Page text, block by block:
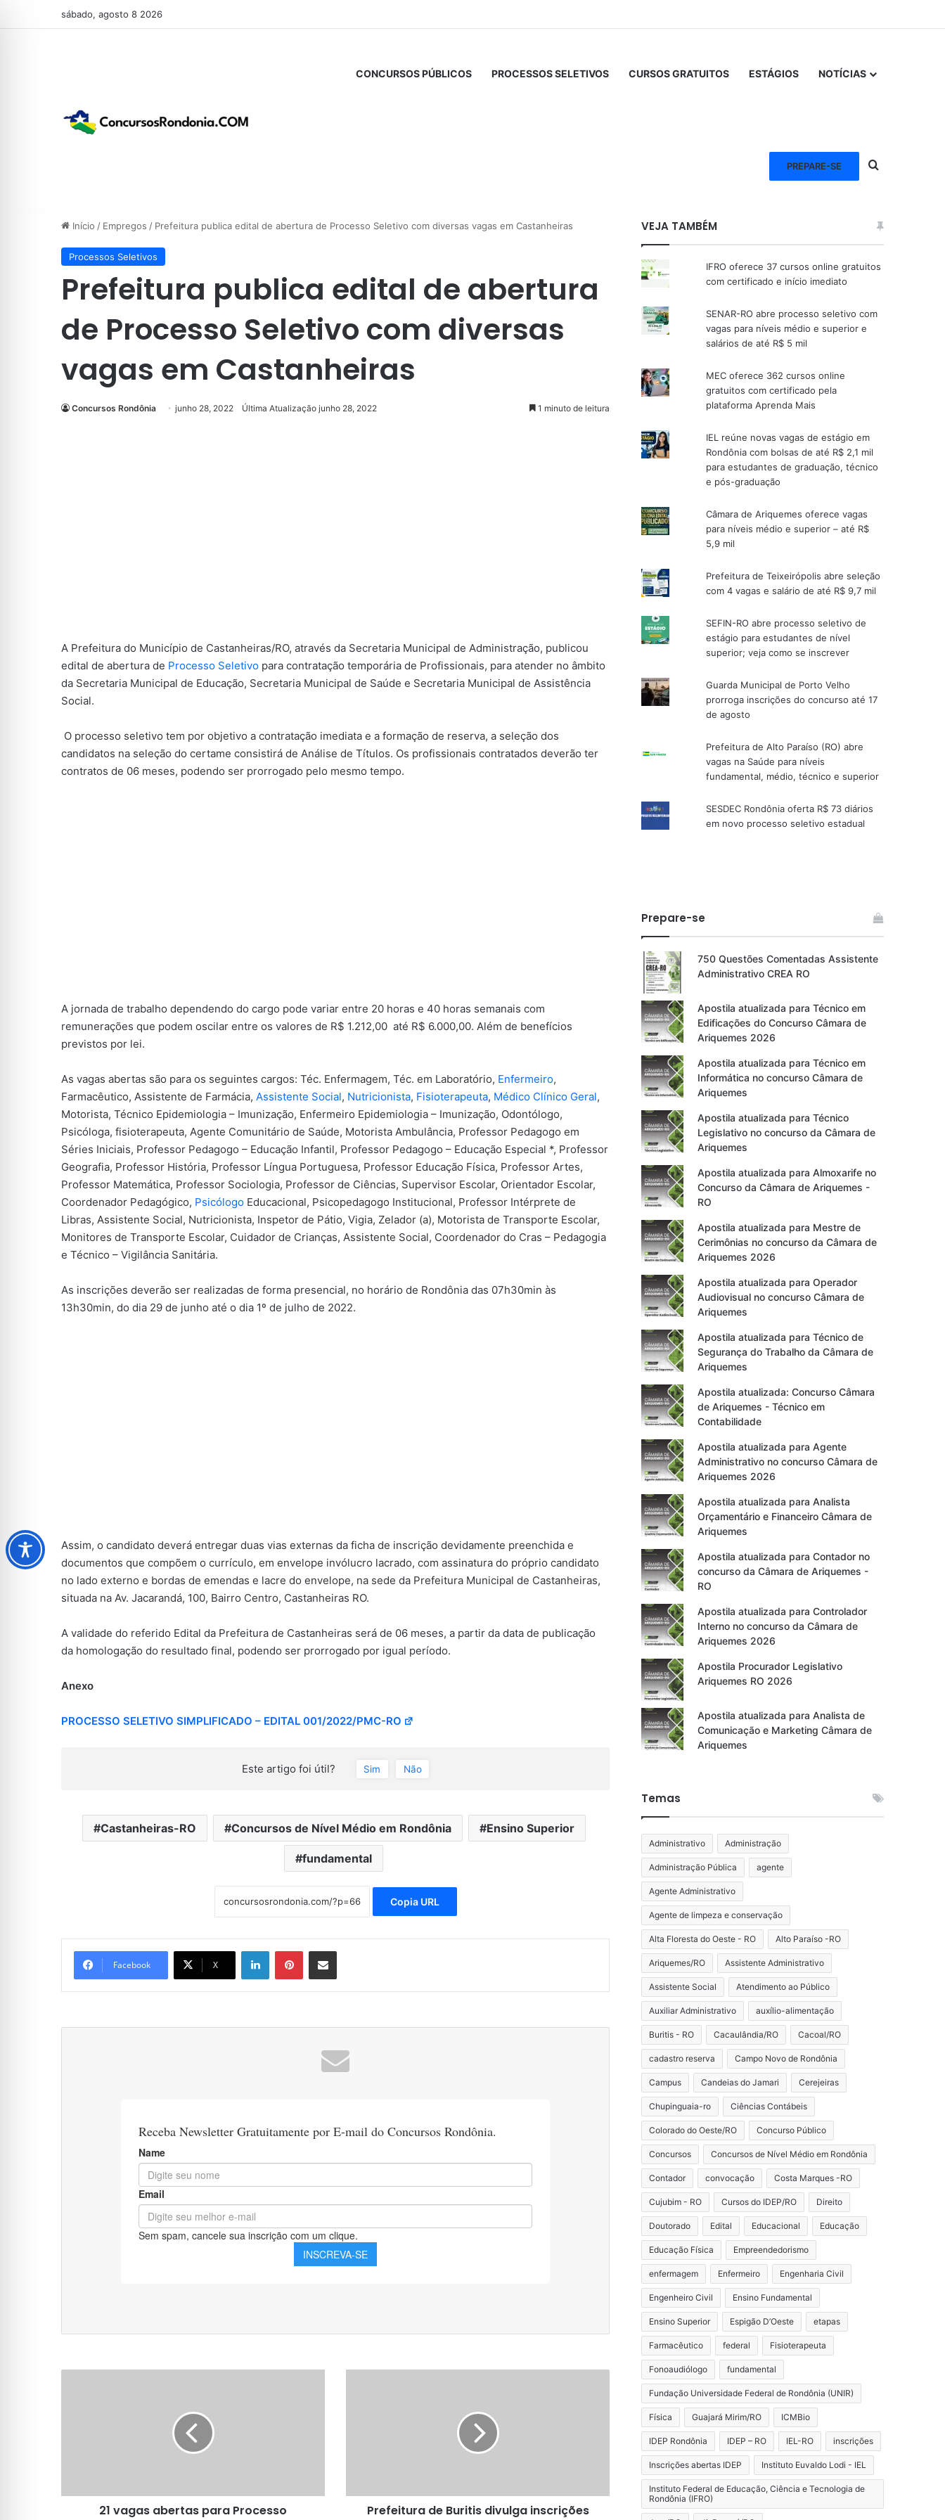
sábado, agosto 8 2026
CONCURSOS PÚBLICOS PROCESSOS SELETIVOS CURSOS GRATUITOS ESTÁGIOS NOTÍCIAS
PREPARE-SE Procurar por
Início / Empregos / Prefeitura publica edital de abertura de Processo Seletivo com diversas vagas em Castanheiras
Processos Seletivos
Prefeitura publica edital de abertura
de Processo Seletivo com diversas
vagas em Castanheiras
Concursos Rondônia junho 28, 2022 Última Atualização junho 28, 2022 1 minuto de leitura
A Prefeitura do Município de Castanheiras/RO, através da Secretaria Municipal de Administração, publicou
edital de abertura de Processo Seletivo para contratação temporária de Profissionais, para atender no âmbito
da Secretaria Municipal de Educação, Secretaria Municipal de Saúde e Secretaria Municipal de Assistência
Social.
O processo seletivo tem por objetivo a contratação imediata e a formação de reserva, a seleção dos
candidatos na seleção do certame consistirá de Análise de Títulos. Os profissionais contratados deverão ter
contratos de 06 meses, podendo ser prorrogado pelo mesmo tempo.
A jornada de trabalho dependendo do cargo pode variar entre 20 horas e 40 horas semanais com
remunerações que podem oscilar entre os valores de R$ 1.212,00 até R$ 6.000,00. Além de benefícios
previstos por lei.
As vagas abertas são para os seguintes cargos: Téc. Enfermagem, Téc. em Laboratório, Enfermeiro,
Farmacêutico, Assistente de Farmácia, Assistente Social, Nutricionista, Fisioterapeuta, Médico Clínico Geral,
Motorista, Técnico Epidemiologia – Imunização, Enfermeiro Epidemiologia – Imunização, Odontólogo,
Psicóloga, fisioterapeuta, Agente Comunitário de Saúde, Motorista Ambulância, Professor Pedagogo em
Séries Iniciais, Professor Pedagogo – Educação Infantil, Professor Pedagogo – Educação Especial *, Professor
Geografia, Professor História, Professor Língua Portuguesa, Professor Educação Física, Professor Artes,
Professor Matemática, Professor Sociologia, Professor de Ciências, Supervisor Escolar, Orientador Escolar,
Coordenador Pedagógico, Psicólogo Educacional, Psicopedagogo Institucional, Professor Intérprete de
Libras, Assistente Social, Nutricionista, Inspetor de Pátio, Vigia, Zelador (a), Motorista de Transporte Escolar,
Monitores de Transporte Escolar, Cuidador de Crianças, Assistente Social, Coordenador do Cras – Pedagogia
e Técnico – Vigilância Sanitária.
As inscrições deverão ser realizadas de forma presencial, no horário de Rondônia das 07h30min às
13h30min, do dia 29 de junho até o dia 1º de julho de 2022.
Assim, o candidato deverá entregar duas vias externas da ficha de inscrição devidamente preenchida e
documentos que compõem o currículo, em envelope invólucro lacrado, com assinatura do próprio candidato
no lado externo e bordas de emendas e lacre do envelope, na sede da Prefeitura Municipal de Castanheiras,
situada na Av. Jacarandá, 100, Bairro Centro, Castanheiras RO.
A validade do referido Edital da Prefeitura de Castanheiras será de 06 meses, a partir da data de publicação
da homologação do resultado final, podendo ser prorrogado por igual período.
Anexo
PROCESSO SELETIVO SIMPLIFICADO – EDITAL 001/2022/PMC-RO
Este artigo foi útil? Sim Não
Castanheiras-RO Concursos de Nível Médio em Rondônia Ensino Superior
fundamental
Copia URL
Facebook X
LinkedinPinterestCompartilhar via e-mail
de
Theobroma21 vagas abertas para Processo
Simplificado
Prefeitura de Buritis divulga inscrições
VEJA TAMBÉM
IFRO oferece 37 cursos online gratuitos
com certificado e início imediato
SENAR-RO abre processo seletivo com
vagas para níveis médio e superior e
salários de até R$ 5 mil
MEC oferece 362 cursos online
gratuitos com certificado pela
plataforma Aprenda Mais
IEL reúne novas vagas de estágio em
Rondônia com bolsas de até R$ 2,1 mil
para estudantes de graduação, técnico
e pós-graduação
Câmara de Ariquemes oferece vagas
para níveis médio e superior – até R$
5,9 mil
Prefeitura de Teixeirópolis abre seleção
com 4 vagas e salário de até R$ 9,7 mil
SEFIN-RO abre processo seletivo de
estágio para estudantes de nível
superior; veja como se inscrever
Guarda Municipal de Porto Velho
prorroga inscrições do concurso até 17
de agosto
Prefeitura de Alto Paraíso (RO) abre
vagas na Saúde para níveis
fundamental, médio, técnico e superior
SESDEC Rondônia oferta R$ 73 diários
em novo processo seletivo estadual
Prepare-se
750 Questões Comentadas Assistente
Administrativo CREA RO
Apostila atualizada para Técnico em
Edificações do Concurso Câmara de
Ariquemes 2026
Apostila atualizada para Técnico em
Informática no concurso Câmara de
Ariquemes
Apostila atualizada para Técnico
Legislativo no concurso da Câmara de
Ariquemes
Apostila atualizada para Almoxarife no
Concurso da Câmara de Ariquemes -
RO
Apostila atualizada para Mestre de
Cerimônias no concurso da Câmara de
Ariquemes 2026
Apostila atualizada para Operador
Audiovisual no concurso Câmara de
Ariquemes
Apostila atualizada para Técnico de
Segurança do Trabalho da Câmara de
Ariquemes
Apostila atualizada: Concurso Câmara
de Ariquemes - Técnico em
Contabilidade
Apostila atualizada para Agente
Administrativo no concurso Câmara de
Ariquemes 2026
Apostila atualizada para Analista
Orçamentário e Financeiro Câmara de
Ariquemes
Apostila atualizada para Contador no
concurso da Câmara de Ariquemes -
RO
Apostila atualizada para Controlador
Interno no concurso da Câmara de
Ariquemes 2026
Apostila Procurador Legislativo
Ariquemes RO 2026
Apostila atualizada para Analista de
Comunicação e Marketing Câmara de
Ariquemes
Temas
Administrativo Administração
Administração Pública agente
Agente Administrativo
Agente de limpeza e conservação
Alta Floresta do Oeste - RO Alto Paraíso -RO
Ariquemes/RO Assistente Administrativo
Assistente Social Atendimento ao Público
Auxiliar Administrativo auxílio-alimentação
Buritis - RO Cacaulândia/RO Cacoal/RO
cadastro reserva Campo Novo de Rondônia
Campus Candeias do Jamari Cerejeiras
Chupinguaia-ro Ciências Contábeis
Colorado do Oeste/RO Concurso Público
Concursos Concursos de Nível Médio em Rondônia
Contador convocação Costa Marques -RO
Cujubim - RO Cursos do IDEP/RO Direito
Doutorado Edital Educacional Educação
Educação Física Empreendedorismo
enfermagem Enfermeiro Engenharia Civil
Engenheiro Civil Ensino Fundamental
Ensino Superior Espigão D’Oeste etapas
Farmacêutico federal Fisioterapeuta
Fonoaudiólogo fundamental
Fundação Universidade Federal de Rondônia (UNIR)
Física Guajará Mirim/RO ICMBio
IDEP Rondônia IDEP – RO IEL-RO inscrições
Inscrições abertas IDEP Instituto Euvaldo Lodi - IEL
Instituto Federal de Educação, Ciência e Tecnologia de
Rondônia (IFRO)